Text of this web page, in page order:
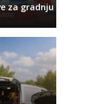
za gradnju